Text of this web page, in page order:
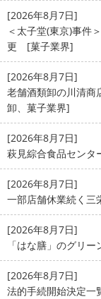
[2026年8月7日]
＜太子堂(東京)事件
更 [菓子業界]
[2026年8月7日]
老舗酒類卸の川清
卸、菓子業界]
[2026年8月7日]
萩見綜合食品セン
[2026年8月7日]
一部店舗休業続く
[2026年8月7日]
「はな膳」のグリ
[2026年8月7日]
法的手続開始決定一